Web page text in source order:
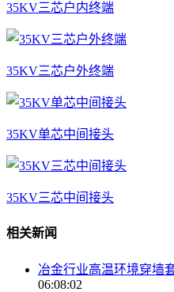
35KV三芯户内终端
35KV三芯户外终端
35KV单芯中间接头
35KV三芯中间接头
相关新闻
冶金行业高温环境穿墙
06:08:02